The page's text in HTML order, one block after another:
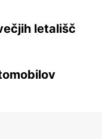
letališč